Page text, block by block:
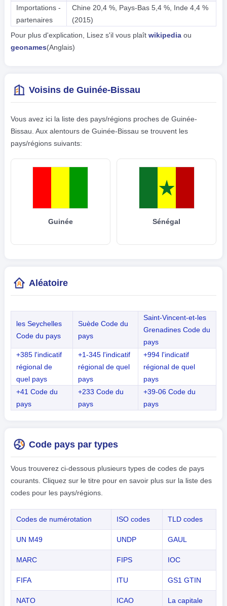
Importations -
partenaires
Chine 20,4 %, Pays-Bas 5,4 %, Inde 4,4 %
(2015)
Pour plus d'explication, Lisez s'il vous plaît wikipediaou
geonames(Anglais)
Voisins de Guinée-Bissau
Vous avez ici la liste des pays/régions proches de Guinée-
Bissau. Aux alentours de Guinée-Bissau se trouvent les
pays/régions suivants:
Guinée Sénégal
Aléatoire
les Seychelles
Code du pays
Suède Code du
pays
Saint-Vincent-et-les
Grenadines Code du
pays
+385 l'indicatif
régional de
quel pays
+1-345 l'indicatif
régional de quel
pays
+994 l'indicatif
régional de quel
pays
+41 Code du
pays
+233 Code du
pays
+39-06 Code du
pays
Code pays par types
Vous trouverez ci-dessous plusieurs types de codes de pays
courants. Cliquez sur le titre pour en savoir plus sur la liste des
codes pour les pays/régions.
Codes de numérotation ISO codes TLD codes
UN M49 UNDP GAUL
MARC FIPS IOC
FIFA ITU GS1 GTIN
NATO ICAO La capitale